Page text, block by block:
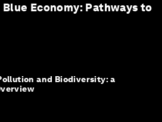
Economy: Pathways to
and Biodiversity: a